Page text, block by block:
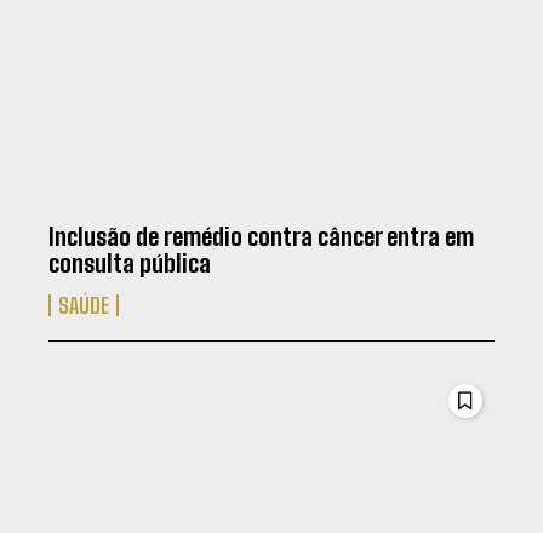
Inclusão de remédio contra câncer entra em
consulta pública
SAÚDE